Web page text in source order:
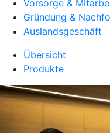
Vorsorge &
Gründung &
Auslandsgeschäft
Übersicht
Produkte